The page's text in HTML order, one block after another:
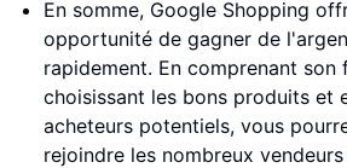
En somme, Google Shopping
opportunité de gagner de
rapidement. En comprenant son
choisissant les bons produits et
acheteurs potentiels, vous
rejoindre les nombreux